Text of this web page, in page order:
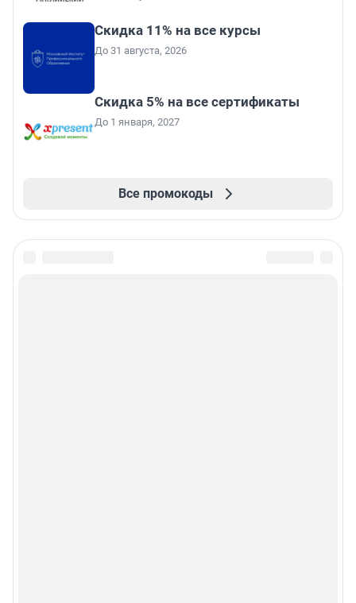
Скидка 11% на все курсы
До 31 августа, 2026
Скидка 5% на все сертификаты
До 1 января, 2027
Все промокоды